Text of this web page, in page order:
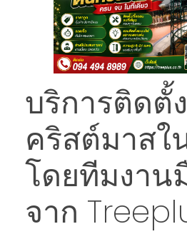
บริการติดตั้
คริสต์มาสใ
โดยทีมงาน
จาก